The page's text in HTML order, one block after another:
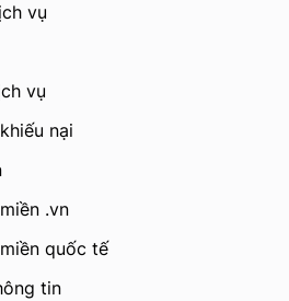
vụ
vụ
nại
.vn
quốc tế
tin